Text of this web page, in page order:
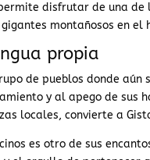
disfrutar de una de
montañosos en el
propia
de pueblos donde aún
y al apego de sus
locales, convierte a
es otro de sus